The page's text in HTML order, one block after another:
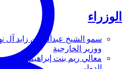
الوزراء
سمو الشيخ عبدالله بن زايد
ووزير الخارجية
معالي ريم بنت إبراهيم